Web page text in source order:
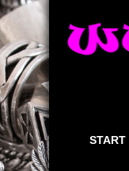
START